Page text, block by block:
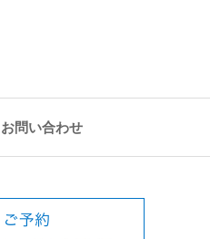
お問い合わせ